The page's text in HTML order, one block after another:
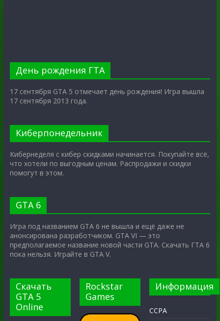
День рождения ГТА
17 сентября GTA 5 отмечает день рождения! Игра вышла
17 сентября 2013 года.
Киберпонедельник
Кибернеделя с кибер скидками начинается. Покупайте всё,
что хотели по выгодным ценам. Распродажи и скидки
помогут в этом.
GTA 6
Игра под названием GTA 6 не вышла и ещё даже не
анонсирована разработчиком. GTA VI — это
предполагаемое название новой части GTA. Скачать ГТА 6
пока нельзя. Играйте в GTA V.
Скачать
GTA 5
Online
Rockstar
Games
Информация
CCPA